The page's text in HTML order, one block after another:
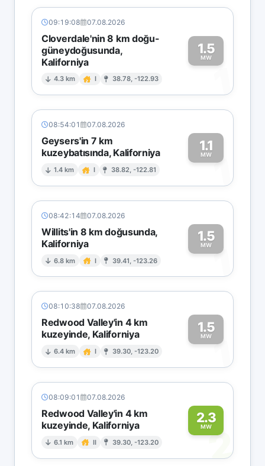
09:19:08 07.08.2026
Cloverdale'nin 8 km doğu-
güneydoğusunda,
Kaliforniya
4.3 km I 38.78, -122.93
1.5
MW
1
08:54:01 07.08.2026
Geysers'in 7 km
kuzeybatısında, Kaliforniya
1.4 km I 38.82, -122.81
1.1
MW1
08:42:14 07.08.2026
Willits'in 8 km doğusunda,
Kaliforniya
6.8 km I 39.41, -123.26
1.5
MW1
08:10:38 07.08.2026
Redwood Valley'in 4 km
kuzeyinde, Kaliforniya
6.4 km I 39.30, -123.20
1.5
MW1
08:09:01 07.08.2026
Redwood Valley'in 4 km
kuzeyinde, Kaliforniya
6.1 km II 39.30, -123.20
2.3
MW2